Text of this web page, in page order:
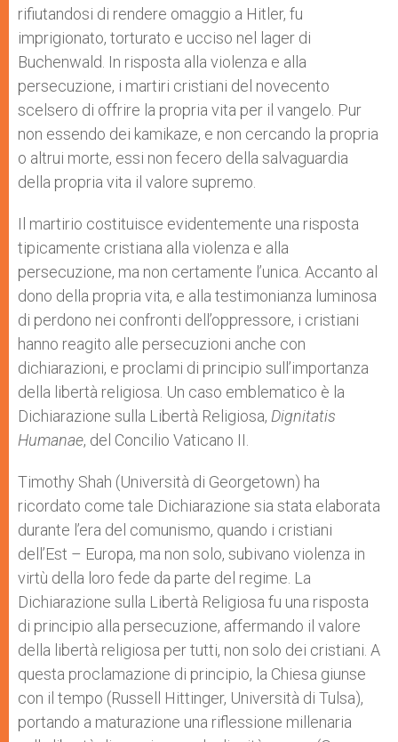
rifiutandosi di rendere omaggio a Hitler, fu
imprigionato, torturato e ucciso nel lager di
Buchenwald. In risposta alla violenza e alla
persecuzione, i martiri cristiani del novecento
scelsero di offrire la propria vita per il vangelo. Pur
non essendo dei kamikaze, e non cercando la propria
o altrui morte, essi non fecero della salvaguardia
della propria vita il valore supremo.
Il martirio costituisce evidentemente una risposta
tipicamente cristiana alla violenza e alla
persecuzione, ma non certamente l’unica. Accanto al
dono della propria vita, e alla testimonianza luminosa
di perdono nei confronti dell’oppressore, i cristiani
hanno reagito alle persecuzioni anche con
dichiarazioni, e proclami di principio sull’importanza
della libertà religiosa. Un caso emblematico è la
Dichiarazione sulla Libertà Religiosa, Dignitatis
Humanae, del Concilio Vaticano II.
Timothy Shah (Università di Georgetown) ha
ricordato come tale Dichiarazione sia stata elaborata
durante l’era del comunismo, quando i cristiani
dell’Est – Europa, ma non solo, subivano violenza in
virtù della loro fede da parte del regime. La
Dichiarazione sulla Libertà Religiosa fu una risposta
di principio alla persecuzione, affermando il valore
della libertà religiosa per tutti, non solo dei cristiani. A
questa proclamazione di principio, la Chiesa giunse
con il tempo (Russell Hittinger, Università di Tulsa),
portando a maturazione una riflessione millenaria